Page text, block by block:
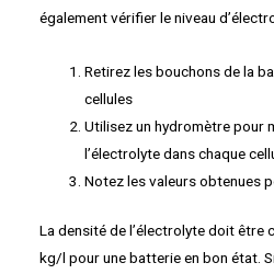
également vérifier le niveau
Retirez les bouchons de la
cellules
Utilisez un hydromètre pour
l’électrolyte dans chaque
Notez les valeurs obtenues
La densité de l’électrolyte doit être
kg/l pour une batterie en bon état.